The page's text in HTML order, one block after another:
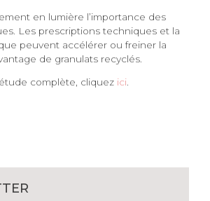
en lumière l’importance des
Les prescriptions techniques et la
peuvent accélérer ou freiner la
de granulats recyclés.
complète, cliquez ici